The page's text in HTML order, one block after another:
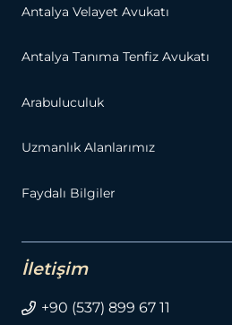
Antalya Velayet Avukatı
Antalya Tanıma Tenfiz Avukatı
Arabuluculuk
Uzmanlık Alanlarımız
Faydalı Bilgiler
İletişim
+90 (537) 899 67 11